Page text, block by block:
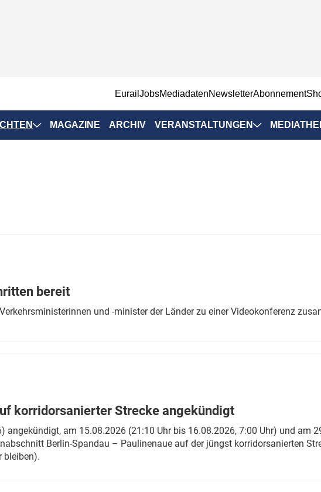
EurailJobsMediadatenNewsletterAbonnement
MAGAZINE ARCHIV VERANSTALTUNGEN
bereit
und -minister der Länder zu einer Videokonferenz
korridorsanierter Strecke angekündigt
angekündigt, am 15.08.2026 (21:10 Uhr bis 16.08.2026, 7:00 Uhr) und am
Berlin-Spandau – Paulinenaue auf der jüngst korridorsanierten
bleiben).